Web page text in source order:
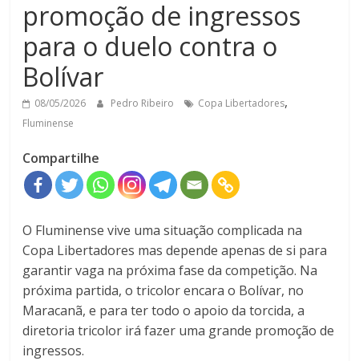
promoção de ingressos
para o duelo contra o
Bolívar
08/05/2026 Pedro Ribeiro Copa Libertadores,
Fluminense
Compartilhe
O Fluminense vive uma situação complicada na
Copa Libertadores mas depende apenas de si para
garantir vaga na próxima fase da competição. Na
próxima partida, o tricolor encara o Bolívar, no
Maracanã, e para ter todo o apoio da torcida, a
diretoria tricolor irá fazer uma grande promoção de
ingressos.